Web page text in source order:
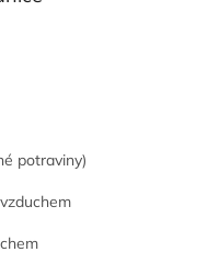
potraviny)